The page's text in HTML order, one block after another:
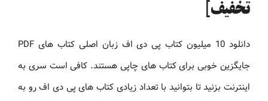
تخفیف]
دانلود 10 میلیون کتاب پی دی اف زبان اصلی کتاب های PDF
جایگزین خوبی برای کتاب های چاپی هستند. کافی است سری به
اینترنت بزنید تا بتوانید با تعداد زیادی کتاب های پی دی اف رو به